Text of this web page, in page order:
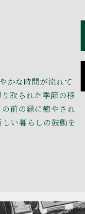
かな時間が流れて
取られた季節の移
前の緑に癒やされ
い暮らしの鼓動を